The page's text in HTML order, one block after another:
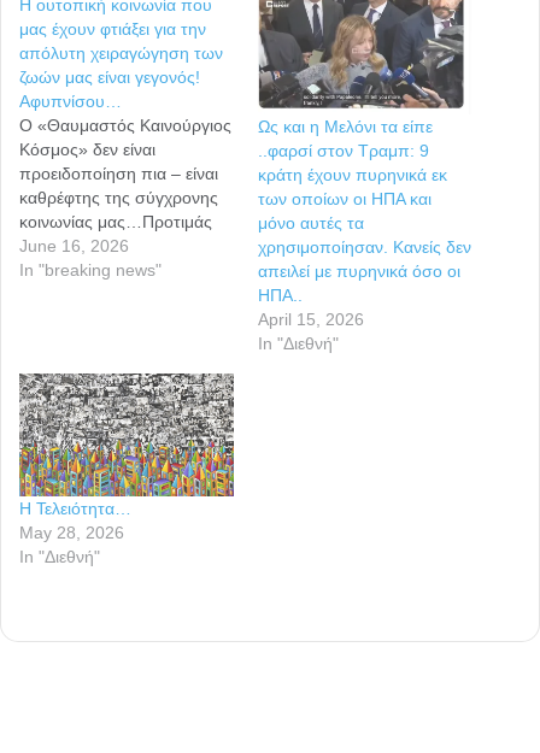
Η ουτοπική κοινωνία που
μας έχουν φτιάξει για την
απόλυτη χειραγώγηση των
ζωών μας είναι γεγονός!
Αφυπνίσου…
Ο «Θαυμαστός Καινούργιος
Κόσμος» δεν είναι
προειδοποίηση πια – είναι
καθρέφτης της σύγχρονης
κοινωνίας μας…Προτιμάς
να είσαι ευτυχισμένος
σκλάβος στην ουτοπική
προφητεία – φαίνεται
ντοκιμαντέρ. Ζούμε σε έναν
κόσμο όπου το soma…
June 16, 2026
In "breaking news"
Ως και η Μελόνι τα είπε
..φαρσί στον Τραμπ: 9
κράτη έχουν πυρηνικά εκ
των οποίων οι ΗΠΑ και
μόνο αυτές τα
χρησιμοποίησαν. Κανείς δεν
απειλεί με πυρηνικά όσο οι
ΗΠΑ..
April 15, 2026
In "Διεθνή"
Η Τελειότητα…
May 28, 2026
In "Διεθνή"